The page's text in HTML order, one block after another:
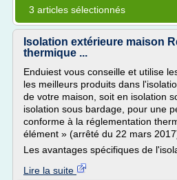
3 articles sélectionnés
Isolation extérieure maison
thermique ...
Enduiest vous conseille et utilise
les meilleurs produits dans
de votre maison, soit en isolation
isolation sous bardage, pour une
conforme à la réglementation
élément » (arrêté du 22 mars
Les avantages spécifiques de
Lire la suite